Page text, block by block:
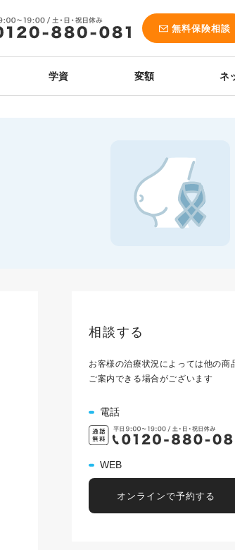
無料保険相談
学資 変額 ネ
相談する
お客様の治療状況によっては他の商
ご案内できる場合がございます
電話
WEB
オンラインで予約する